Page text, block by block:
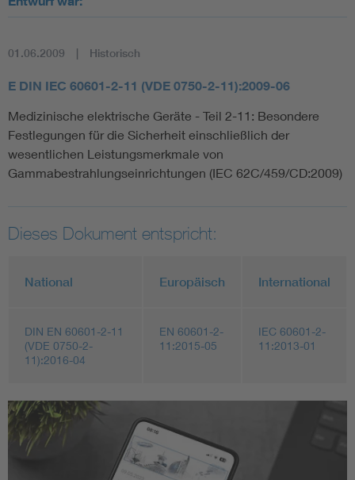
01.06.2009 Historisch
E DIN IEC 60601-2-11 (VDE 0750-2-11):2009-06
Medizinische elektrische Geräte - Teil 2-11: Besondere
Festlegungen für die Sicherheit einschließlich der
wesentlichen Leistungsmerkmale von
Gammabestrahlungseinrichtungen (IEC 62C/459/CD:2009)
Dieses Dokument entspricht:
National Europäisch International
DIN EN 60601-2-11
(VDE 0750-2-
11):2016-04
EN 60601-2-
11:2015-05
IEC 60601-2-
11:2013-01